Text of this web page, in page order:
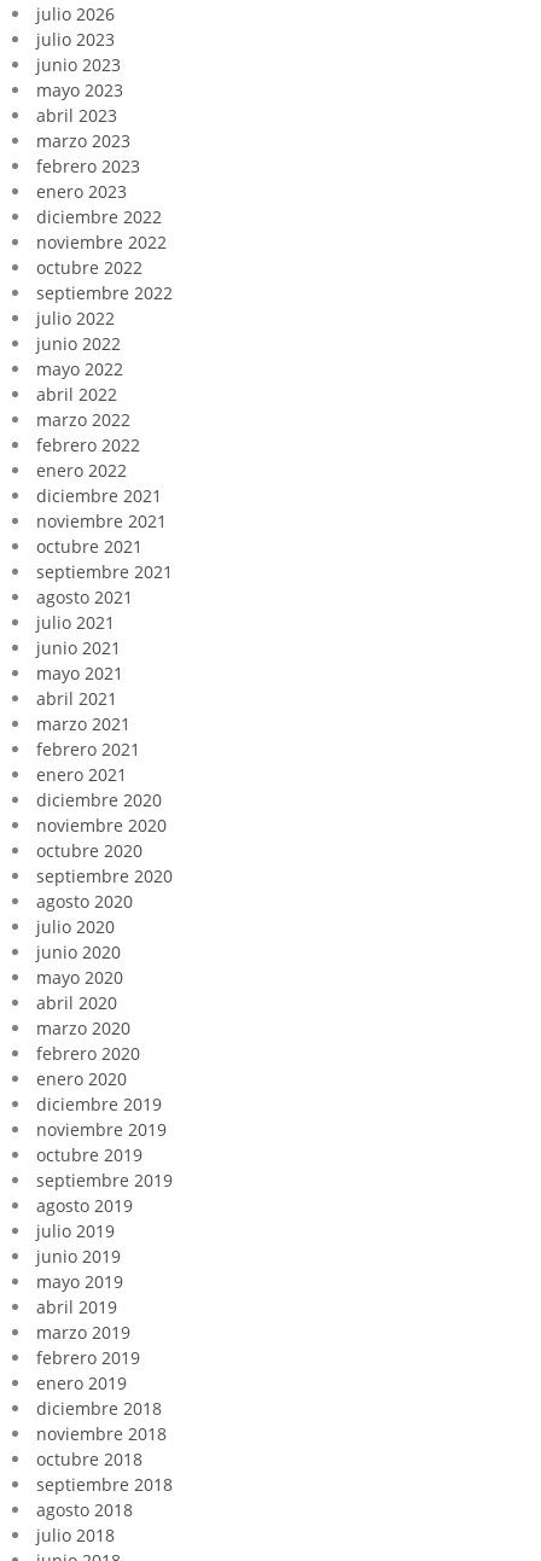
julio 2026
julio 2023
junio 2023
mayo 2023
abril 2023
marzo 2023
febrero 2023
enero 2023
diciembre 2022
noviembre 2022
octubre 2022
septiembre 2022
julio 2022
junio 2022
mayo 2022
abril 2022
marzo 2022
febrero 2022
enero 2022
diciembre 2021
noviembre 2021
octubre 2021
septiembre 2021
agosto 2021
julio 2021
junio 2021
mayo 2021
abril 2021
marzo 2021
febrero 2021
enero 2021
diciembre 2020
noviembre 2020
octubre 2020
septiembre 2020
agosto 2020
julio 2020
junio 2020
mayo 2020
abril 2020
marzo 2020
febrero 2020
enero 2020
diciembre 2019
noviembre 2019
octubre 2019
septiembre 2019
agosto 2019
julio 2019
junio 2019
mayo 2019
abril 2019
marzo 2019
febrero 2019
enero 2019
diciembre 2018
noviembre 2018
octubre 2018
septiembre 2018
agosto 2018
julio 2018